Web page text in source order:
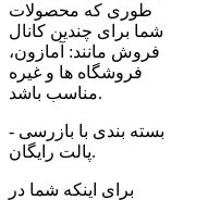
طوری که محصولات
شما برای چندین کانال
فروش مانند: آمازون،
فروشگاه ها و غیره
مناسب باشد.
بسته بندی با بازرسی -
پالت رایگان.
برای اینکه شما در